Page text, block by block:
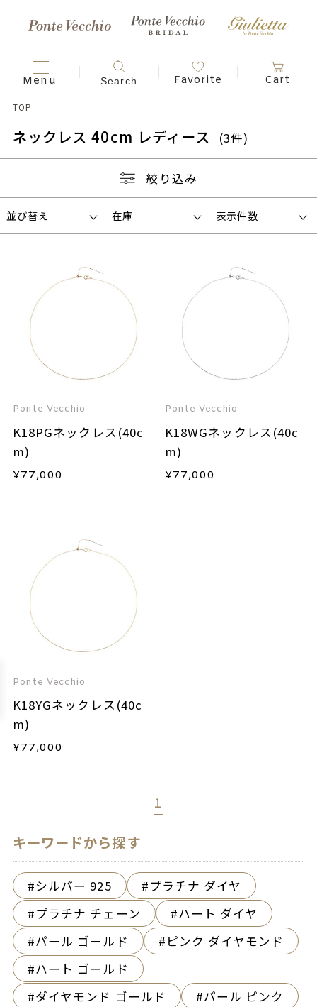
TOP
ネックレス 40cm レディース (3件)
絞り込み
並び替え 在庫 表示件数
Ponte Vecchio
K18PGネックレス(40c
m)
¥77,000
Ponte Vecchio
K18WGネックレス(40c
m)
¥77,000
Ponte Vecchio
K18YGネックレス(40c
m)
¥77,000
1
キーワードから探す
シルバー 925
プラチナ ダイヤ
プラチナ チェーン
ハート ダイヤ
パール ゴールド
ピンク ダイヤモンド
ハート ゴールド
ダイヤモンド ゴールド
パール ピンク